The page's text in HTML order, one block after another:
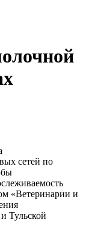
сетей по
«Ветеринарии и
Тульской